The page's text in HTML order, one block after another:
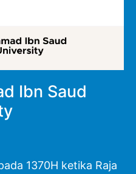
Ibn Saud
1370H ketika Raja